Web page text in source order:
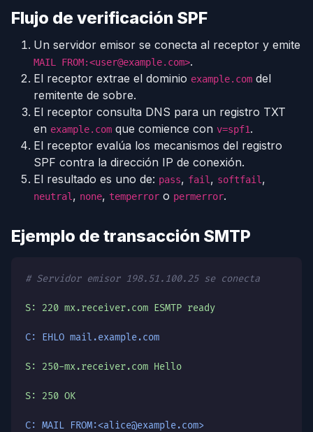
Flujo de verificación SPF
Un servidor emisor se conecta al receptor y emite
MAIL FROM:<user@example.com>.
El receptor extrae el dominio example.com del
remitente de sobre.
El receptor consulta DNS para un registro TXT
en example.com que comience con v=spf1.
El receptor evalúa los mecanismos del registro
SPF contra la dirección IP de conexión.
El resultado es uno de: pass, fail , softfail ,
neutral , none, temperror o permerror.
Ejemplo de transacción SMTP
# Servidor emisor 198.51.100.25 se conecta
S: 220 mx.receiver.com ESMTP ready
C: EHLO mail.example.com
S: 250-mx.receiver.com Hello
S: 250 OK
C: MAIL FROM:<alice@example.com>